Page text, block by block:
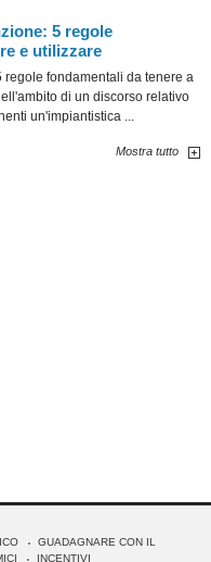
5 regole
e utilizzare
fondamentali da tenere a
di un discorso relativo
un'impiantistica ...
Mostra tutto
GUADAGNARE CON IL
INCENTIVI